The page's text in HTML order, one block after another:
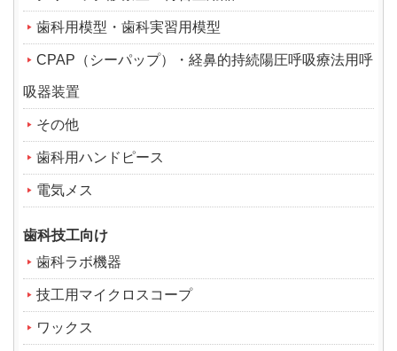
歯科用模型・歯科実習用模型
CPAP（シーパップ）・経鼻的持続陽圧呼吸療法用呼
吸器装置
その他
歯科用ハンドピース
電気メス
歯科技工向け
歯科ラボ機器
技工用マイクロスコープ
ワックス